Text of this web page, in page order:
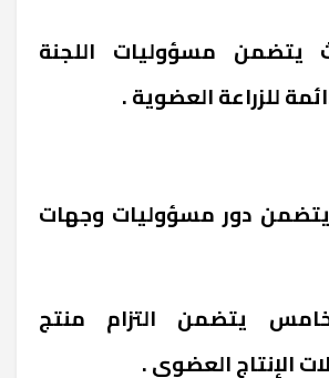
يتضمن مسؤوليات اللجنة
للزراعة العضوية .
يتضمن دور مسؤوليات وجهات
يتضمن التزام منتج
الإنتاج العضوي .